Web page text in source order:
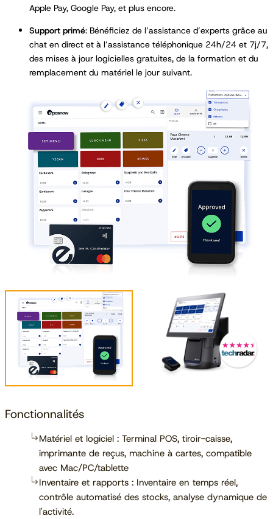
Apple Pay, Google Pay, et plus encore.
Support primé: Bénéficiez de l’assistance d’experts grâce au
chat en direct et à l’assistance téléphonique 24h/24 et 7j/7,
des mises à jour logicielles gratuites, de la formation et du
remplacement du matériel le jour suivant.
Fonctionnalités
Matériel et logiciel : Terminal POS, tiroir-caisse,
imprimante de reçus, machine à cartes, compatible
avec Mac/PC/tablette
Inventaire et rapports : Inventaire en temps réel,
contrôle automatisé des stocks, analyse dynamique de
l'activité.